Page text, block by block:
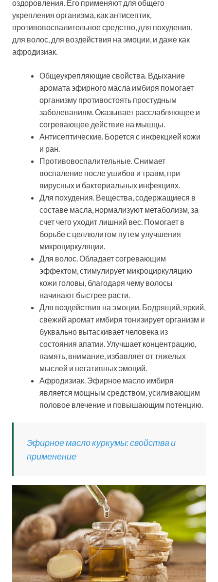
оздоровления. Его применяют для общего
укрепления организма, как антисептик,
противовоспалительное средство, для похудения,
для волос, для воздействия на эмоции, и даже как
афродизиак.
Общеукрепляющие свойства. Вдыхание
аромата эфирного масла имбиря помогает
организму противостоять простудным
заболеваниям. Оказывает расслабляющее и
согревающее действие на мышцы.
Антисептические. Борется с инфекцией кожи
и ран.
Противовоспалительные. Снимает
воспаление после ушибов и травм, при
вирусных и бактериальных инфекциях.
Для похудения. Вещества, содержащиеся в
составе масла, нормализуют метаболизм, за
счет чего уходит лишний вес. Помогает в
борьбе с целлюлитом путем улучшения
микроциркуляции.
Для волос. Обладает согревающим
эффектом, стимулирует микроциркуляцию
кожи головы, благодаря чему волосы
начинают быстрее расти.
Для воздействия на эмоции. Бодрящий, яркий,
свежий аромат имбиря тонизирует организм и
буквально вытаскивает человека из
состояния апатии. Улучшает концентрацию,
память, внимание, избавляет от тяжелых
мыслей и негативных эмоций.
Афродизиак. Эфирное масло имбиря
является мощным средством, усиливающим
половое влечение и повышающим потенцию.
Эфирное масло куркумы: свойства и
применение